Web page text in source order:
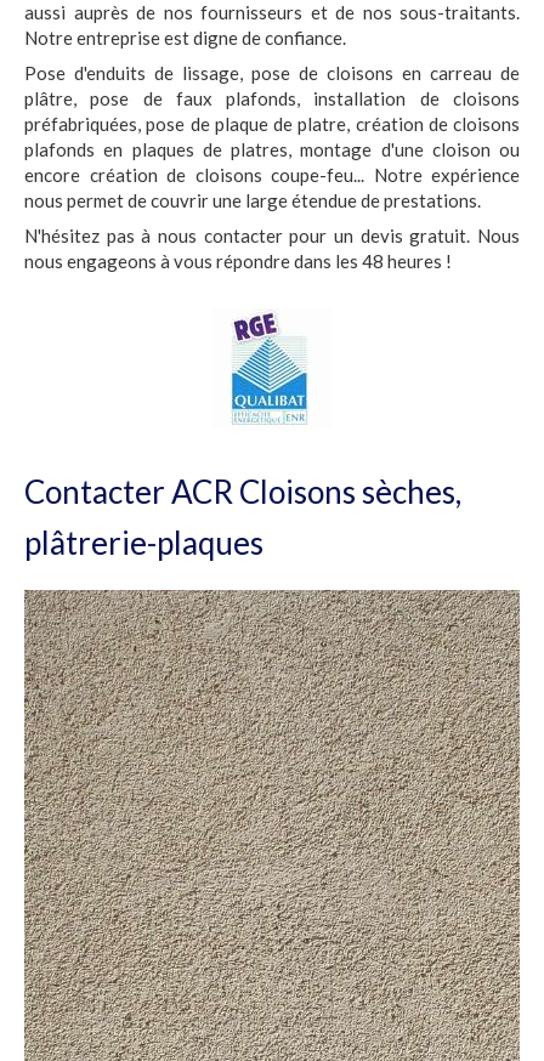
aussi auprès de nos fournisseurs et de nos sous-traitants.
Notre entreprise est digne de confiance.
Pose d'enduits de lissage, pose de cloisons en carreau de
plâtre, pose de faux plafonds, installation de cloisons
préfabriquées, pose de plaque de platre, création de cloisons
plafonds en plaques de platres, montage d'une cloison ou
encore création de cloisons coupe-feu... Notre expérience
nous permet de couvrir une large étendue de prestations.
N'hésitez pas à nous contacter pour un devis gratuit. Nous
nous engageons à vous répondre dans les 48 heures !
Contacter ACR Cloisons sèches,
plâtrerie-plaques